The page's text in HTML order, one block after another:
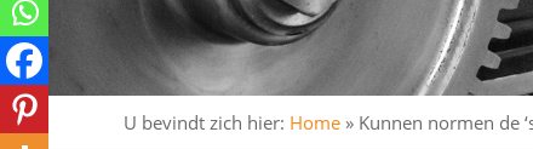
U bevindt zich hier: Home » Kunnen normen de